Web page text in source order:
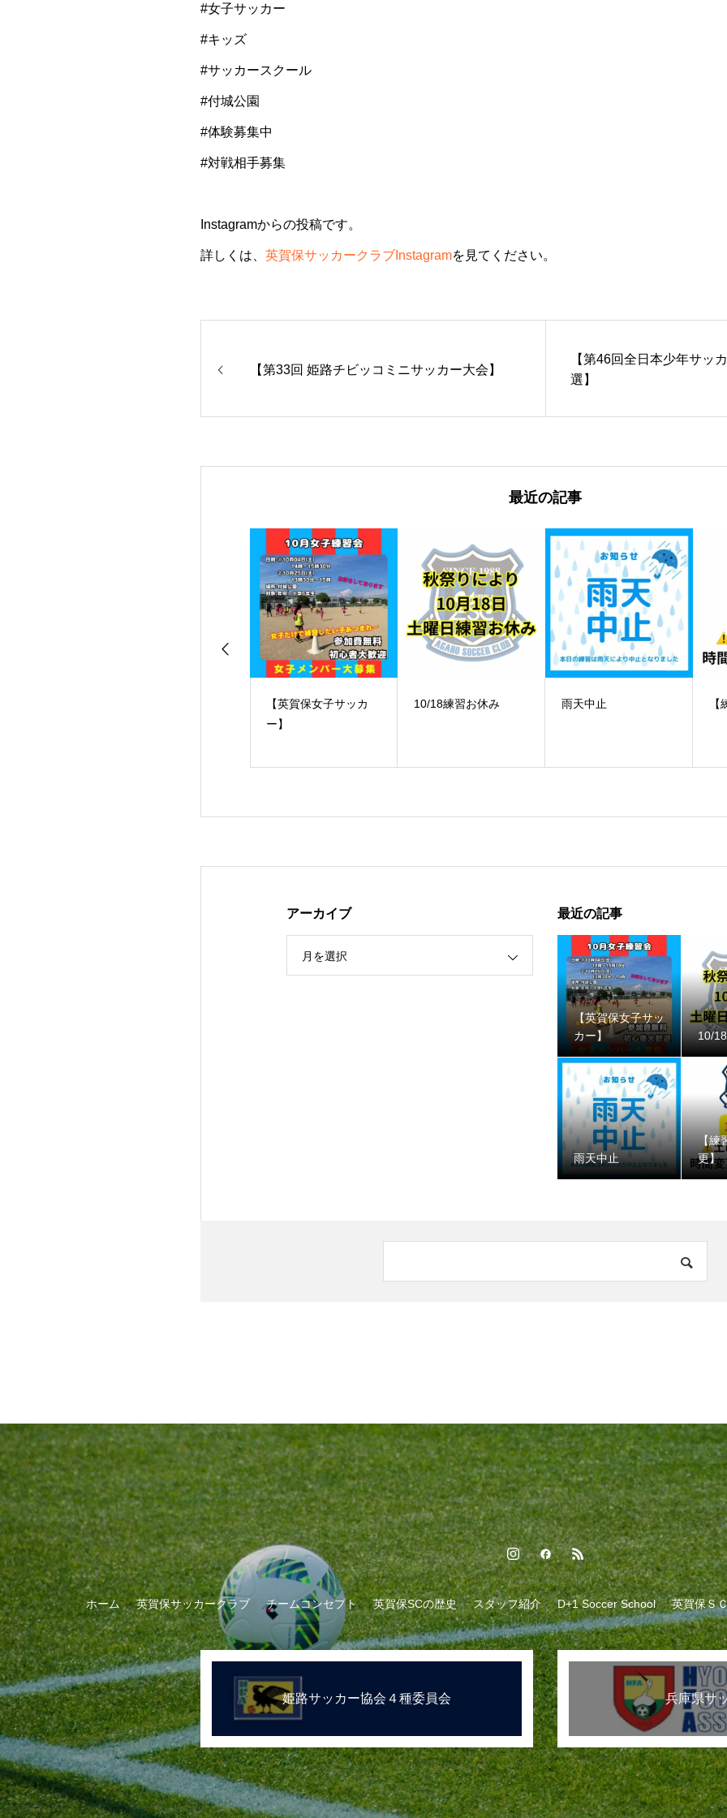
#女子サッカー
#キッズ
#サッカースクール
#付城公園
#体験募集中
#対戦相手募集
Instagramからの投稿です。
詳しくは、 英賀保サッカークラブInstagramを見てください。
【第33回 姫路チビッコミニサッカー大会】
【第46回全日本少年サッ
選】
最近の記事
10/18練習お休み ️雨天中止 【練習時間変更】
アーカイブ
月を選択
最近の記事
【英賀保女子サッ
カー】
10/
️雨天中止
【
更】
ホーム 英賀保サッカークラブ チームコンセプト 英賀保SCの歴史 スタッフ紹介 D+1 Soccer School 英賀保Ｓ
姫路サッカー協会４種委員会 兵庫県サ